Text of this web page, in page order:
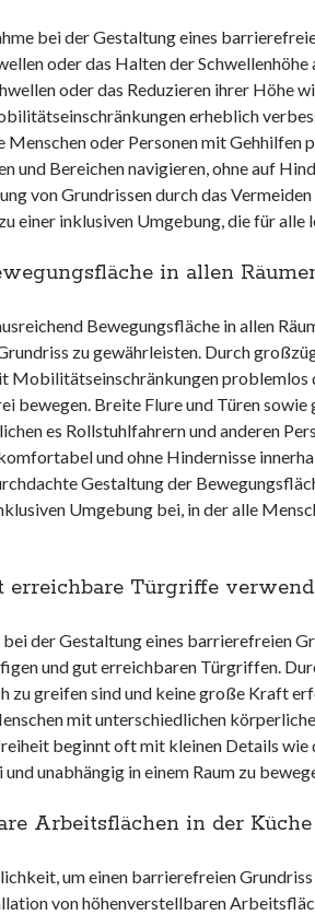
bei der Gestaltung eines
oder das Halten der
oder das Reduzieren ihrer Höhe
erheblich
Menschen oder Personen mit Gehhilfen
und Bereichen navigieren, ohne auf
von Grundrissen durch das Vermeiden
einer inklusiven Umgebung, die für alle
in allen
Bewegungsfläche in allen
zu gewährleisten. Durch
Mobilitätseinschränkungen problemlos
bewegen. Breite Flure und Türen sowie
es Rollstuhlfahrern und anderen
und ohne Hindernisse
Gestaltung der
Umgebung bei, in der alle
erreichbare Türgriffe
der Gestaltung eines barrierefreien
und gut erreichbaren Türgriffen.
zu greifen sind und keine große Kraft
mit unterschiedlichen
beginnt oft mit kleinen Details wie
unabhängig in einem Raum zu
Arbeitsflächen in der Küche
um einen barrierefreien Grundriss
von höhenverstellbaren